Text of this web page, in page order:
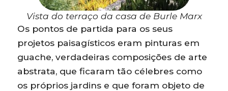
Vista do terraço da casa de Burle Marx
Os pontos de partida para os seus
projetos paisagísticos eram pinturas em
guache, verdadeiras composições de arte
abstrata, que ficaram tão célebres como
os próprios jardins e que foram objeto de